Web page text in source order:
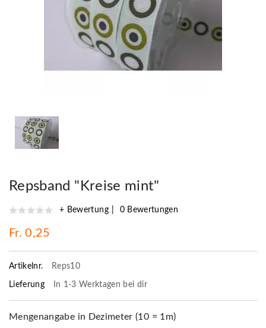
Repsband "Kreise mint"
+ Bewertung 0 Bewertungen
Fr. 0,25
Artikelnr. Reps10
Lieferung In 1-3 Werktagen bei dir
Mengenangabe in Dezimeter (10 = 1m)